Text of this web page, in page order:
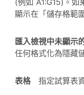
(例如 A1:G15)。如
顯示在「儲存格範
匯入檢視中未顯示
任何格式化為隱藏
表格 指定試算表